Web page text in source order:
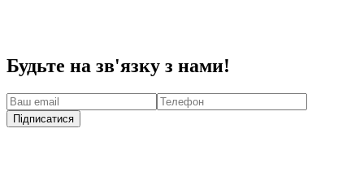
Будьте на зв'язку з нами!
Підписатися